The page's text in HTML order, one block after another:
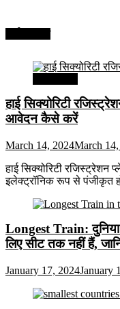
हाई सिक्योरिटी
आवेदन कैसे करें
March 14, 2024March
हाई सिक्योरिटी रजिस्ट्रेशन
इलेक्ट्रॉनिक रूप से पंजीकृत
Longest Train:
लिए सीट तक ​​नहीं हैं,
January 17, 2024January